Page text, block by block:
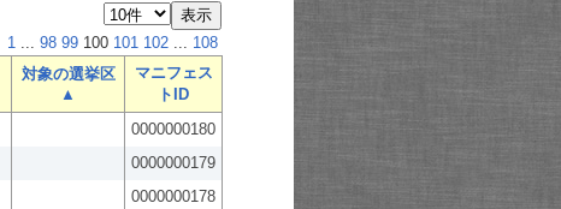
1 ... 98 99 100 101 102 ... 108
対象の選挙区
▲
マニフェス
トID
0000000180
0000000179
0000000178